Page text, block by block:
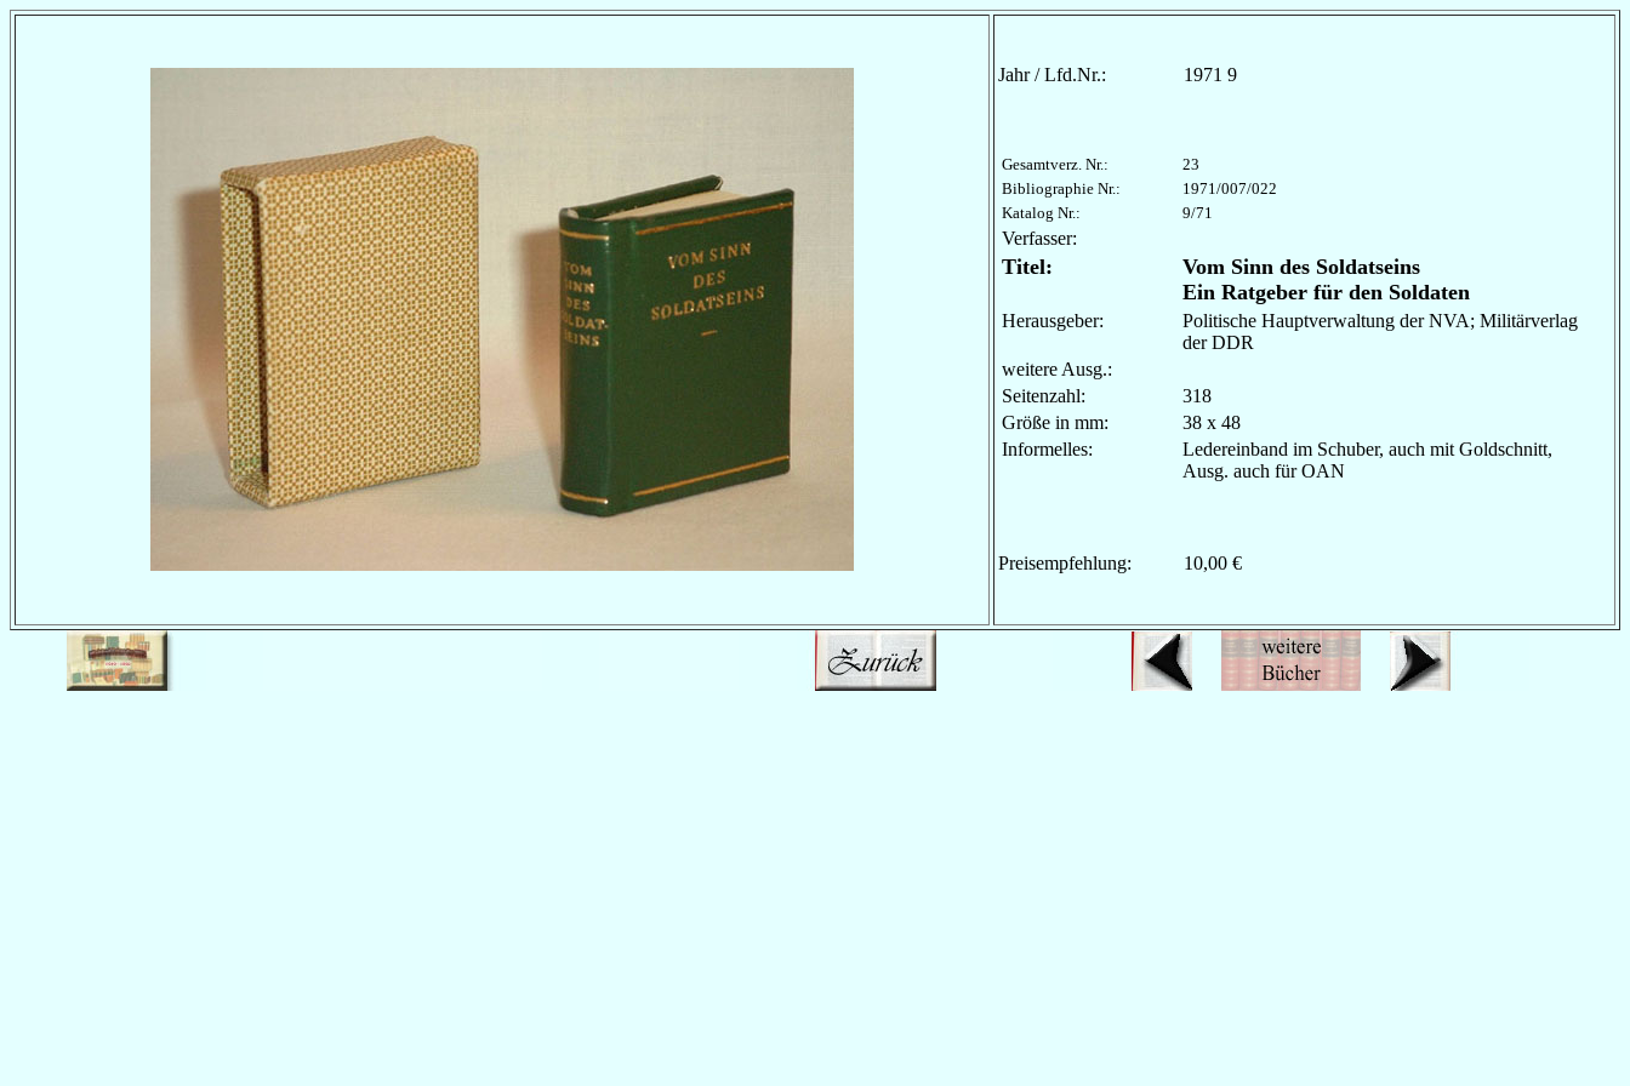
Jahr / Lfd.Nr.: 1971 9
Gesamtverz. Nr.:
23
Bibliographie Nr.:
1971/007/022
Katalog Nr.:
9/71
Verfasser:
Titel:
Vom Sinn des Soldatseins
Ein Ratgeber für den Soldaten
Herausgeber:
Politische Hauptverwaltung der NVA; Militärverlag
der DDR
weitere Ausg.:
Seitenzahl:
318
Größe in mm:
38 x 48
Informelles:
Ledereinband im Schuber, auch mit Goldschnitt,
Ausg. auch für OAN
Preisempfehlung: 10,00 €